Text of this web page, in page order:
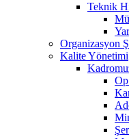
Teknik
Organizasyon
Kalite Yönetimi